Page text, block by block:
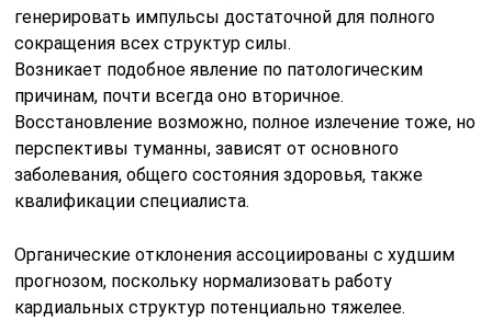
генерировать импульсы достаточной для полного
сокращения всех структур силы.
Возникает подобное явление по патологическим
причинам, почти всегда оно вторичное.
Восстановление возможно, полное излечение тоже, но
перспективы туманны, зависят от основного
заболевания, общего состояния здоровья, также
квалификации специалиста.
Органические отклонения ассоциированы с худшим
прогнозом, поскольку нормализовать работу
кардиальных структур потенциально тяжелее.